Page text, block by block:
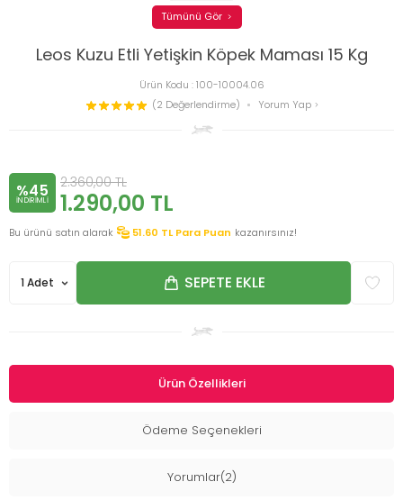
Leos Kuzu Etli Yetişkin Köpek Maması 15 Kg
Ürün Kodu :100-10004.06
(2 Değerlendirme)
Yorum Yap
Tümünü Gör
%45
INDIRIMLI
2.360,00TL
1.290,00 TL
Bu ürünü satın alarak 51.60 TL Para Puan kazanırsınız!
SEPETE EKLE
Ürün Özellikleri
Ödeme Seçenekleri
Yorumlar(2)